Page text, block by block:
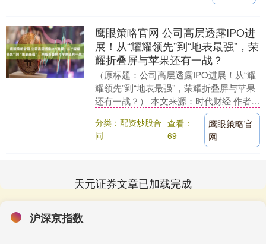
鹰眼策略官网 公司高层透露IPO进
展！从“耀耀领先”到“地表最强”，荣
耀折叠屏与苹果还有一战？
（原标题：公司高层透露IPO进展！从“耀
耀领先”到“地表最强”，荣耀折叠屏与苹果
还有一战？） 本文来源：时代财经 作者：
郭美婷 “今天借着旗舰产品发布会，我们
做....
分类：配资炒股合
同
查看：
69
鹰眼策略官
网
天元证券文章已加载完成
沪深京指数